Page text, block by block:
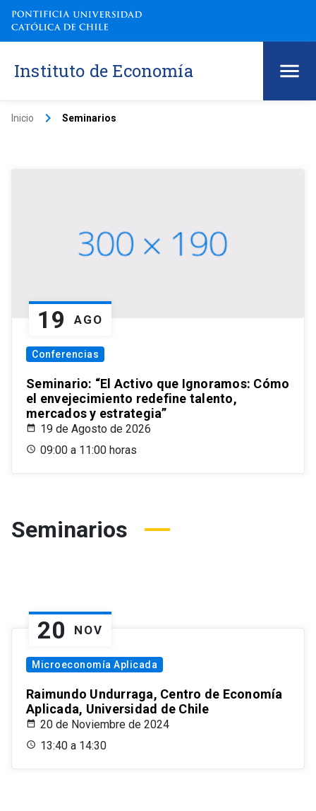
Instituto de Economía
Inicio keyboard_arrow_right Seminarios
19 AGO
Conferencias
Seminario: “El Activo que Ignoramos: Cómo
el envejecimiento redefine talento,
mercados y estrategia”
19 de Agosto de 2026
09:00 a 11:00 horas
Seminarios
20 NOV
Microeconomía Aplicada
Raimundo Undurraga, Centro de Economía
Aplicada, Universidad de Chile
20 de Noviembre de 2024
13:40 a 14:30